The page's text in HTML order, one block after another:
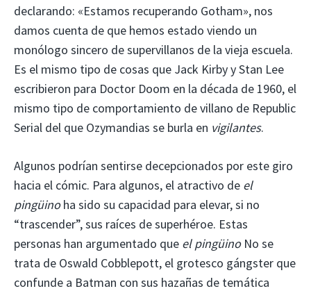
declarando: «Estamos recuperando Gotham», nos
damos cuenta de que hemos estado viendo un
monólogo sincero de supervillanos de la vieja escuela.
Es el mismo tipo de cosas que Jack Kirby y Stan Lee
escribieron para Doctor Doom en la década de 1960, el
mismo tipo de comportamiento de villano de Republic
Serial del que Ozymandias se burla en vigilantes.
Algunos podrían sentirse decepcionados por este giro
hacia el cómic. Para algunos, el atractivo de el
pingüinoha sido su capacidad para elevar, si no
“trascender”, sus raíces de superhéroe. Estas
personas han argumentado que el pingüinoNo se
trata de Oswald Cobblepott, el grotesco gángster que
confunde a Batman con sus hazañas de temática